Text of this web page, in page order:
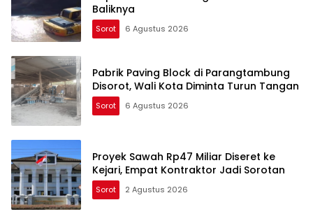
Baliknya
Sorot 6 Agustus 2026
Pabrik Paving Block di Parangtambung
Disorot, Wali Kota Diminta Turun Tangan
Sorot 6 Agustus 2026
Proyek Sawah Rp47 Miliar Diseret ke
Kejari, Empat Kontraktor Jadi Sorotan
Sorot 2 Agustus 2026